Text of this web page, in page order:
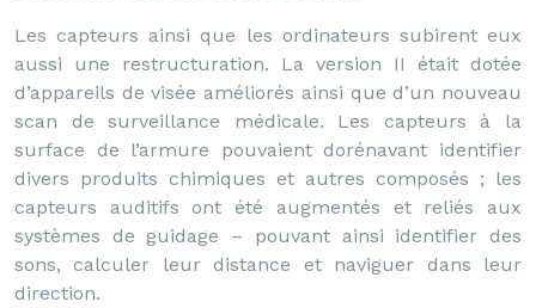
Les capteurs ainsi que les ordinateurs subirent eux
aussi une restructuration. La version II était dotée
d’appareils de visée améliorés ainsi que d’un nouveau
scan de surveillance médicale. Les capteurs à la
surface de l’armure pouvaient dorénavant identifier
divers produits chimiques et autres composés ; les
capteurs auditifs ont été augmentés et reliés aux
systèmes de guidage – pouvant ainsi identifier des
sons, calculer leur distance et naviguer dans leur
direction.